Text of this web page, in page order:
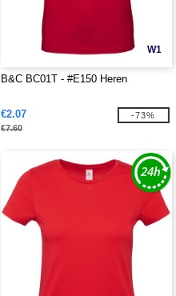
W1
B&C BC01T - #E150 Heren
€2.07
€7.60
-73%